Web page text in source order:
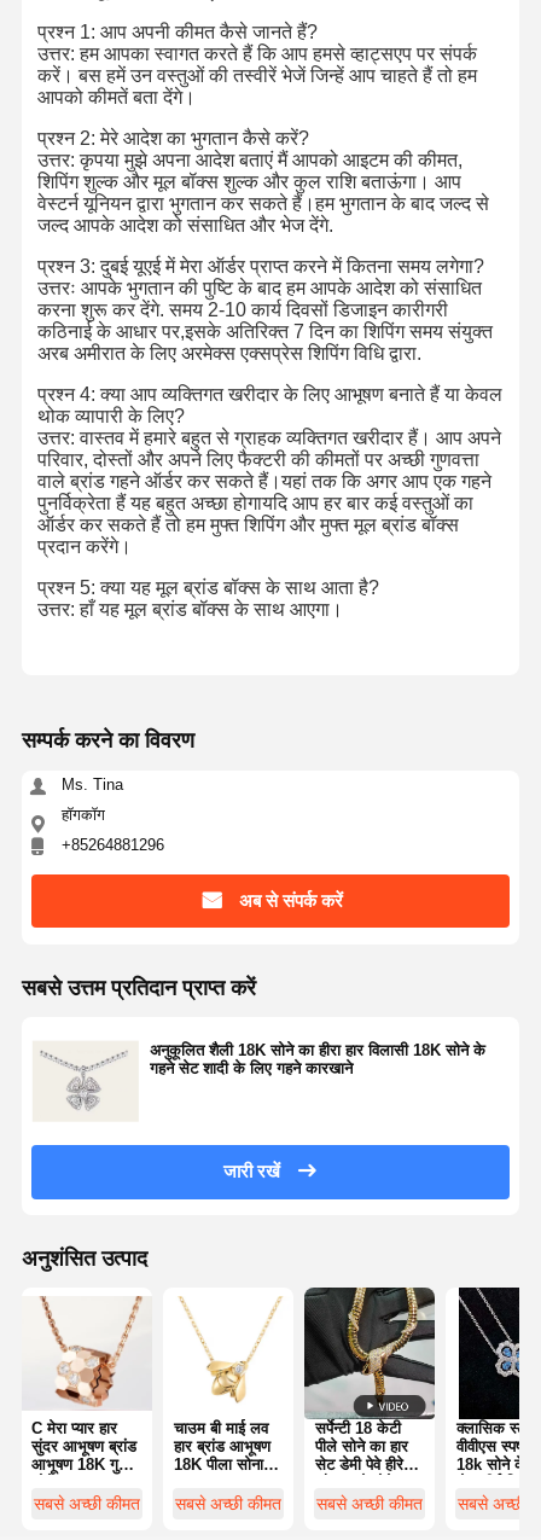
प्रश्न 1: आप अपनी कीमत कैसे जानते हैं?
उत्तर: हम आपका स्वागत करते हैं कि आप हमसे व्हाट्सएप पर संपर्क
करें। बस हमें उन वस्तुओं की तस्वीरें भेजें जिन्हें आप चाहते हैं तो हम
आपको कीमतें बता देंगे।
प्रश्न 2: मेरे आदेश का भुगतान कैसे करें?
उत्तर: कृपया मुझे अपना आदेश बताएं मैं आपको आइटम की कीमत,
शिपिंग शुल्क और मूल बॉक्स शुल्क और कुल राशि बताऊंगा। आप
वेस्टर्न यूनियन द्वारा भुगतान कर सकते हैं।हम भुगतान के बाद जल्द से
जल्द आपके आदेश को संसाधित और भेज देंगे.
प्रश्न 3: दुबई यूएई में मेरा ऑर्डर प्राप्त करने में कितना समय लगेगा?
उत्तरः आपके भुगतान की पुष्टि के बाद हम आपके आदेश को संसाधित
करना शुरू कर देंगे. समय 2-10 कार्य दिवसों डिजाइन कारीगरी
कठिनाई के आधार पर,इसके अतिरिक्त 7 दिन का शिपिंग समय संयुक्त
अरब अमीरात के लिए अरमेक्स एक्सप्रेस शिपिंग विधि द्वारा.
प्रश्न 4: क्या आप व्यक्तिगत खरीदार के लिए आभूषण बनाते हैं या केवल
थोक व्यापारी के लिए?
उत्तर: वास्तव में हमारे बहुत से ग्राहक व्यक्तिगत खरीदार हैं। आप अपने
परिवार, दोस्तों और अपने लिए फैक्टरी की कीमतों पर अच्छी गुणवत्ता
वाले ब्रांड गहने ऑर्डर कर सकते हैं।यहां तक कि अगर आप एक गहने
पुनर्विक्रेता हैं यह बहुत अच्छा होगायदि आप हर बार कई वस्तुओं का
ऑर्डर कर सकते हैं तो हम मुफ्त शिपिंग और मुफ्त मूल ब्रांड बॉक्स
प्रदान करेंगे।
प्रश्न 5: क्या यह मूल ब्रांड बॉक्स के साथ आता है?
उत्तर: हाँ यह मूल ब्रांड बॉक्स के साथ आएगा।
सम्पर्क करने का विवरण
Ms. Tina
हॉगकॉग
+85264881296
अब से संपर्क करें
सबसे उत्तम प्रतिदान प्राप्त करें
अनुकूलित शैली 18K सोने का हीरा हार विलासी 18K सोने के
गहने सेट शादी के लिए गहने कारखाने
जारी रखें
अनुशंसित उत्पाद
C मेरा प्यार हार
सुंदर आभूषण ब्रांड
आभूषण 18K गुलाब
अनुकूलन
सबसे अच्छी कीमत
चाउम बी माई लव
हार ब्रांड आभूषण
18K पीला सोना
सबसे अच्छी कीमत
सर्पेन्टी 18 केटी
पीले सोने का हार
सेट डेमी पेवे हीरे
आंखों के साथ 18
सबसे अच्छी कीमत
क्लासिक
वीवीएस स्पष्टता
18k सोने के
से लक्जरी
सबसे अच्छी